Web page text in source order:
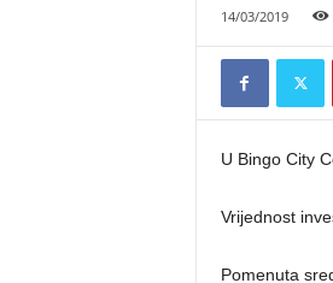
14/03/2019
U Bingo City
Vrijednost
Pomenuta